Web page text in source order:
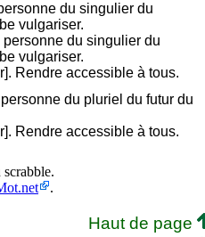
du singulier du
vulgariser.
personne du singulier du
vulgariser.
Rendre accessible à tous.
du pluriel du futur du
Rendre accessible à tous.
.
Haut de page